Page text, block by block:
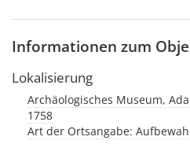
Informationen zum
Lokalisierung
Archäologisches Museum,
1758
Art der Ortsangabe: